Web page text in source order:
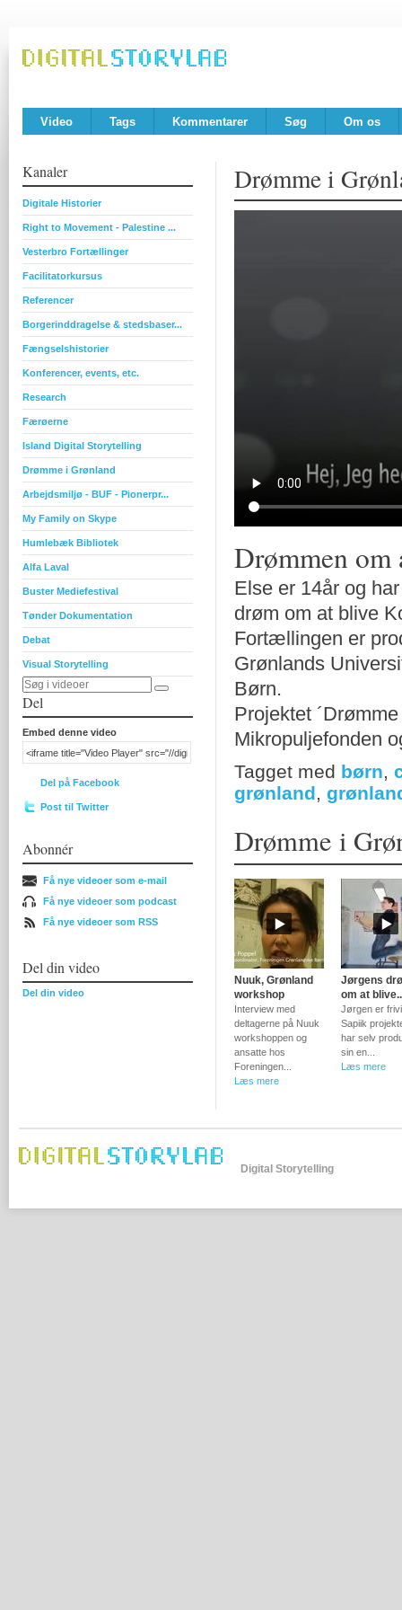
Video Tags Kommentarer Søg Om os
Kanaler
Digitale Historier
Right to Movement - Palestine ...
Vesterbro Fortællinger
Facilitatorkursus
Referencer
Borgerinddragelse & stedsbaser...
Fængselshistorier
Konferencer, events, etc.
Research
Færøerne
Island Digital Storytelling
Drømme i Grønland
Arbejdsmiljø - BUF - Pionerpr...
My Family on Skype
Humlebæk Bibliotek
Alfa Laval
Buster Mediefestival
Tønder Dokumentation
Debat
Visual Storytelling
Del
Embed denne video
Del på Facebook
Post til Twitter
Abonnér
Få nye videoer som e-mail
Få nye videoer som podcast
Få nye videoer som RSS
Del din video
Del din video
Drømme i
Drømmen
Else er 14år og
drøm om at blive
Fortællingen er
Grønlands
Børn.
Projektet
Mikropuljefonden
Tagget med børn,
grønland,
Drømme i
Nuuk, Grønland
workshop
Interview med
deltagerne på Nuuk
workshoppen og
ansatte hos
Foreningen...
Læs mere
Jørgens
om at
Jørgen er
Sapiik
har selv
sin en...
Læs mere
Digital Storytelling